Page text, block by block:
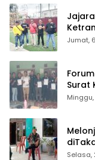
Jumat,
Surat
Matel
Selasa,